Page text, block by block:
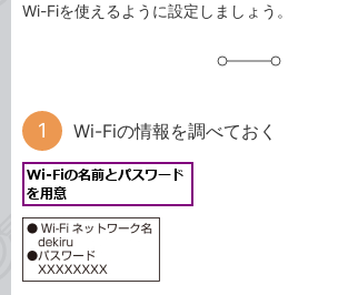
Wi-Fiを使えるように設定しましょう。
Wi-Fiの情報を調べておく